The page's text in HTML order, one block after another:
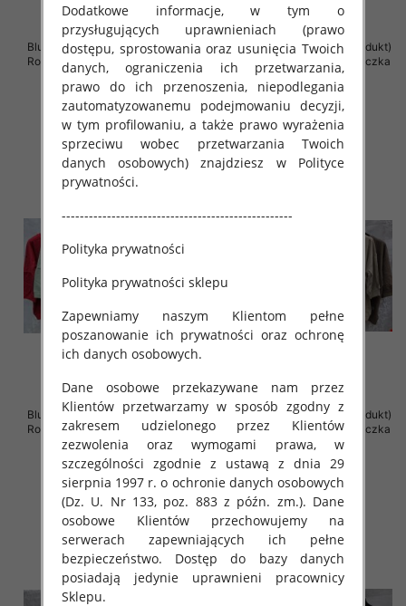
Bluzki damskie ( Turecki produkt)
Roz Standard , Mix Kolor .Paczka
12 szt
42.00 zł
szczegóły
Bluzki damskie ( Turecki produkt)
Roz Standard , Mix Kolor .Paczka
12 szt
42.00 zł
szczegóły
Bluzki damskie ( Turecki produkt)
Roz Standard , Mix Kolor .Paczka
12 szt
42.00 zł
szczegóły
Bluzki damskie ( Turecki produkt)
Roz Standard , Mix Kolor .Paczka
12 szt
42.00 zł
szczegóły
Dodatkowe informacje, w tym o
przysługujących uprawnieniach (prawo
dostępu, sprostowania oraz usunięcia Twoich
danych, ograniczenia ich przetwarzania,
prawo do ich przenoszenia, niepodlegania
zautomatyzowanemu podejmowaniu decyzji,
w tym profilowaniu, a także prawo wyrażenia
sprzeciwu wobec przetwarzania Twoich
danych osobowych) znajdziesz w Polityce
prywatności.
---------------------------------------------------
Polityka prywatności
Polityka prywatności sklepu
Zapewniamy naszym Klientom pełne
poszanowanie ich prywatności oraz ochronę
ich danych osobowych.
Dane osobowe przekazywane nam przez
Klientów przetwarzamy w sposób zgodny z
zakresem udzielonego przez Klientów
zezwolenia oraz wymogami prawa, w
szczególności zgodnie z ustawą z dnia 29
sierpnia 1997 r. o ochronie danych osobowych
(Dz. U. Nr 133, poz. 883 z późn. zm.). Dane
osobowe Klientów przechowujemy na
serwerach zapewniających ich pełne
bezpieczeństwo. Dostęp do bazy danych
posiadają jedynie uprawnieni pracownicy
Sklepu.